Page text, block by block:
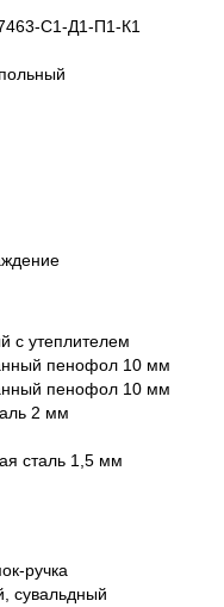
С1-Д1-П1-К1
с утеплителем
пенофол 10 мм
пенофол 10 мм
2 мм
сталь 1,5 мм
ручка
сувальдный